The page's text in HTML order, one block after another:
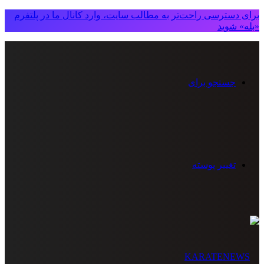
برای دسترسی راحت‌تر به مطالب سایت، وارد کانال ما در پلتفرم
«بله» شوید
جستجو برای
تغییر پوسته